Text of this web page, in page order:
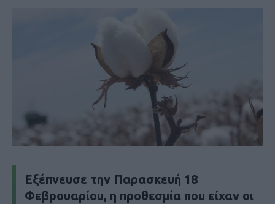
Εξέπνευσε την Παρασκευή 18
Φεβρουαρίου, η προθεσμία που είχαν οι